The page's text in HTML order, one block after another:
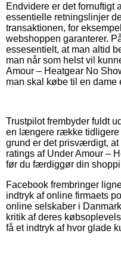
Endvidere er det fornuftigt
essentielle retningslinjer
transaktionen, for
webshoppen garanterer.
essesentielt, at man altid
man når som helst vil
Amour – Heatgear No
man skal købe til en dame
Trustpilot frembyder fuldt
en længere række tidligere
grund er det prisværdigt,
ratings af Under Amour –
før du færdiggør din
Facebook frembringer
indtryk af online firmaets
online selskaber i
kritik af deres
få et indtryk af hvor glade